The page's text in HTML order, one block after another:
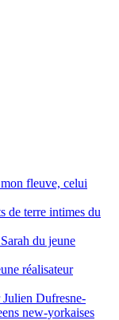
fleuve, celui
de terre intimes du
du jeune
réalisateur
Dufresne-
new-yorkaises